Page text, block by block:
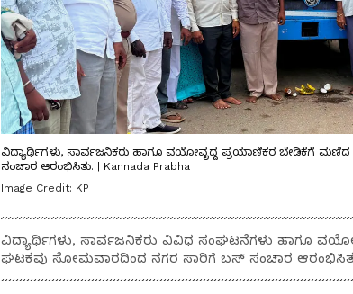
ವಿದ್ಯಾರ್ಥಿಗಳು, ಸಾರ್ವಜನಿಕರು ಹಾಗೂ ವಯೋವೃದ್ದ ಪ್ರಯಾಣಿಕರ ಬೇಡಿಕೆಗೆ
ಸಂಚಾರ ಆರಂಭಿಸಿತು. | Kannada Prabha
Image Credit: KP
ವಿದ್ಯಾರ್ಥಿಗಳು, ಸಾರ್ವಜನಿಕರು ವಿವಿಧ ಸಂಘಟನೆಗಳು ಹಾಗೂ
ಘಟಕವು ಸೋಮವಾರದಿಂದ ನಗರ ಸಾರಿಗೆ ಬಸ್ ಸಂಚಾರ